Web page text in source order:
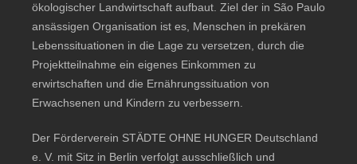
ökologischer Landwirtschaft aufbaut. Ziel der in São Paulo
ansässigen Organisation ist es, Menschen in prekären
Lebenssituationen in die Lage zu versetzen, durch die
Projektteilnahme ein eigenes Einkommen zu
erwirtschaften und die Ernährungssituation von
Erwachsenen und Kindern zu verbessern.
Der Förderverein STÄDTE OHNE HUNGER Deutschland
e. V. mit Sitz in Berlin verfolgt ausschließlich und